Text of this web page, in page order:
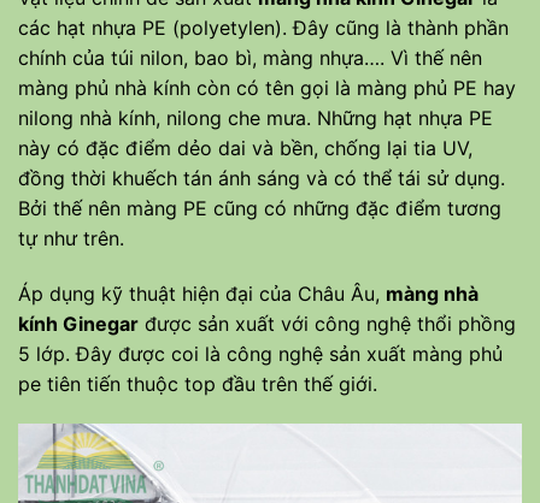
các hạt nhựa PE (polyetylen). Đây cũng là thành phần
chính của túi nilon, bao bì, màng nhựa…. Vì thế nên
màng phủ nhà kính còn có tên gọi là màng phủ PE hay
nilong nhà kính, nilong che mưa. Những hạt nhựa PE
này có đặc điểm dẻo dai và bền, chống lại tia UV,
đồng thời khuếch tán ánh sáng và có thể tái sử dụng.
Bởi thế nên màng PE cũng có những đặc điểm tương
tự như trên.
Áp dụng kỹ thuật hiện đại của Châu Âu, màng nhà
kính Ginegar được sản xuất với công nghệ thổi phồng
5 lớp. Đây được coi là công nghệ sản xuất màng phủ
pe tiên tiến thuộc top đầu trên thế giới.